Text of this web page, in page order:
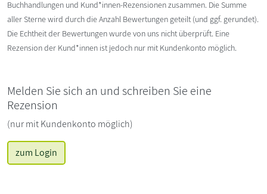
Buchhandlungen und Kund*innen-Rezensionen zusammen. Die Summe
aller Sterne wird durch die Anzahl Bewertungen geteilt (und ggf. gerundet).
Die Echtheit der Bewertungen wurde von uns nicht überprüft. Eine
Rezension der Kund*innen ist jedoch nur mit Kundenkonto möglich.
Melden Sie sich an und schreiben Sie eine
Rezension
(nur mit Kundenkonto möglich)
zum Login